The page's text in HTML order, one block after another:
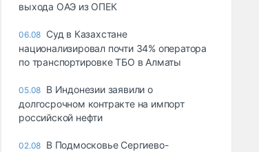
выхода ОАЭ из ОПЕК
06.08 Суд в Казахстане
национализировал почти 34% оператора
по транспортировке ТБО в Алматы
05.08 В Индонезии заявили о
долгосрочном контракте на импорт
российской нефти
02.08 В Подмосковье Сергиево-